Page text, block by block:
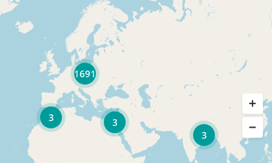
3
3
3
1691